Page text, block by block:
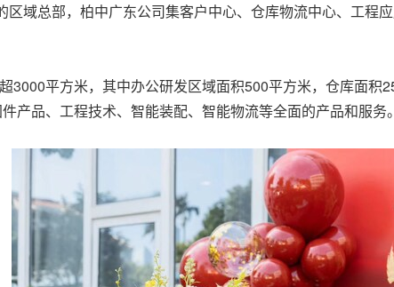
域总部，柏中广东公司集客户中心、仓库物流中心、工程
3000平方米，其中办公研发区域面积500平方米，仓库面
产品、工程技术、智能装配、智能物流等全面的产品和服务。